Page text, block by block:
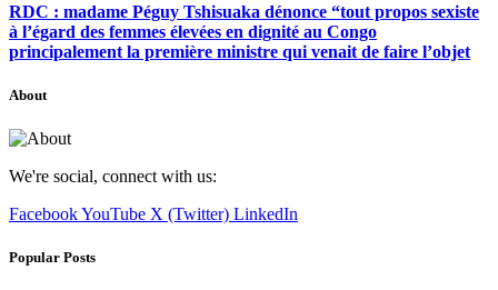
RDC : madame Péguy Tshisuaka dénonce “tout propos sexiste
à l’égard des femmes élevées en dignité au Congo
principalement la première ministre qui venait de faire l’objet
About
We're social, connect with us:
FacebookYouTube X (Twitter) LinkedIn
Popular Posts